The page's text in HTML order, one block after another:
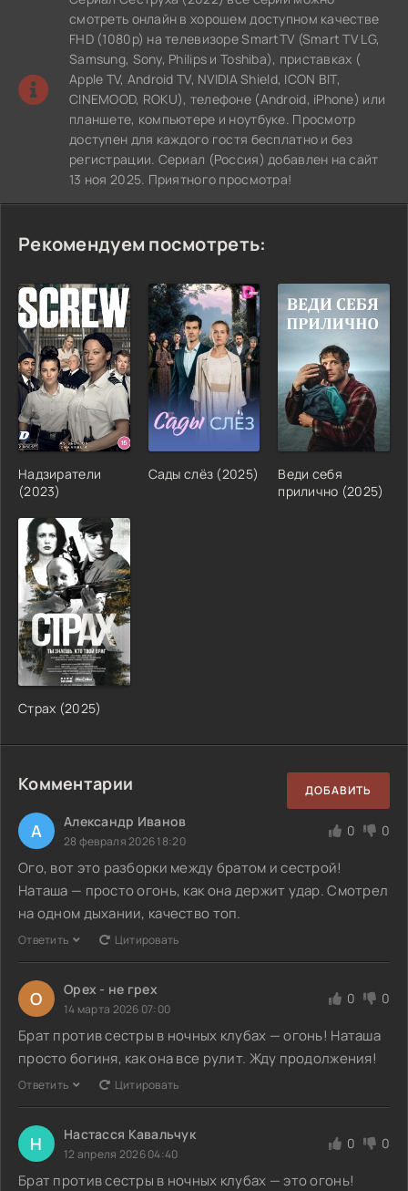
смотреть онлайн в хорошем доступном качестве
FHD (1080p) на телевизоре SmartTV (Smart TV LG,
Samsung, Sony, Philips и Toshiba), приставках (
Apple TV, Android TV, NVIDIA Shield, ICON BIT,
CINEMOOD, ROKU), телефоне (Android, iPhone) или
планшете, компьютере и ноутбуке. Просмотр
доступен для каждого гостя бесплатно и без
регистрации. Сериал (Россия) добавлен на сайт
13 ноя 2025. Приятного просмотра!
Рекомендуем посмотреть:
Надзиратели
(2023)
Сады слёз (2025)
Веди себя
прилично (2025)
Страх (2025)
Комментарии ДОБАВИТЬ
А Александр Иванов
28 февраля 2026 18:20
0 0
Ого, вот это разборки между братом и сестрой!
Наташа — просто огонь, как она держит удар. Смотрел
на одном дыхании, качество топ.
Ответить Цитировать
О Орех - не грех
14 марта 2026 07:00
0 0
Брат против сестры в ночных клубах — огонь! Наташа
просто богиня, как она все рулит. Жду продолжения!
Ответить Цитировать
Н Настасся Кавальчук
12 апреля 2026 04:40
0 0
Брат против сестры в ночных клубах — это огонь!